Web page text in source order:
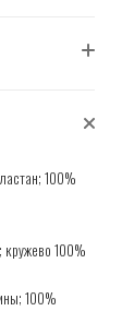
100%
100%
100%